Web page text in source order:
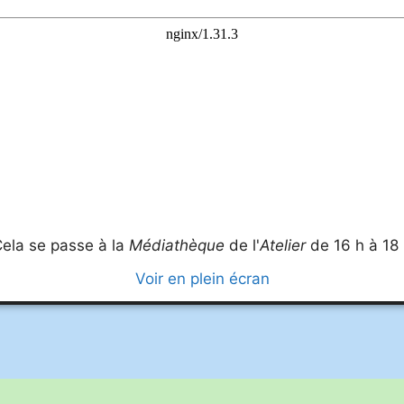
se passe à la Médiathèque de l'Atelierde 16 h à 18
Voir en plein écran